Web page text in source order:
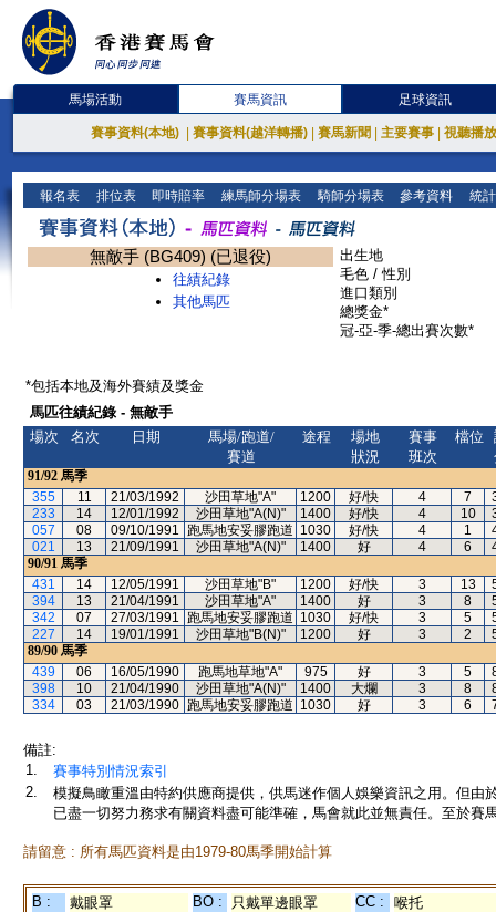
馬場活動 賽馬資訊 足球資訊
賽事資料(本地) 賽事資料(越洋轉播) 賽馬新聞 主要賽事 視聽播
報名表 排位表 即時賠率 練馬師分場表 騎師分場表 參考資料 統
無敵手 (BG409) (已退役)
往績紀錄
其他馬匹
出生地
毛色 / 性別
進口類別
總獎金*
冠-亞-季-總出賽次數*
*包括本地及海外賽績及獎金
馬匹往績紀錄 - 無敵手
場次
名次 日期
馬場/跑道/
賽道
途程
場地
狀況
賽事
班次
檔位
91/92 馬季
355
11 21/03/1992 沙田草地"A" 1200 好/快 4 7
233
14 12/01/1992 沙田草地"A(N)" 1400 好/快 4 10
057
08 09/10/1991 跑馬地安妥膠跑道 1030 好/快 4 1
021
13 21/09/1991 沙田草地"A(N)" 1400 好 4 6
90/91 馬季
431
14 12/05/1991 沙田草地"B" 1200 好/快 3 13
394
13 21/04/1991 沙田草地"A" 1400 好 3 8
342
07 27/03/1991 跑馬地安妥膠跑道 1030 好/快 3 5
227
14 19/01/1991 沙田草地"B(N)" 1200 好 3 2
89/90 馬季
439
06 16/05/1990 跑馬地草地"A" 975 好 3 5
398
10 21/04/1990 沙田草地"A(N)" 1400 大爛 3 8
334
03 21/03/1990 跑馬地安妥膠跑道 1030 好 3 6
備註:
1.
賽事特別情況索引
2.
模擬鳥瞰重溫由特約供應商提供，供馬迷作個人娛樂資訊之用。但
已盡一切努力務求有關資料盡可能準確，馬會就此並無責任。至於賽
請留意 : 所有馬匹資料是由1979-80馬季開始計算
B : 戴眼罩 BO : 只戴單邊眼罩 CC :
喉托